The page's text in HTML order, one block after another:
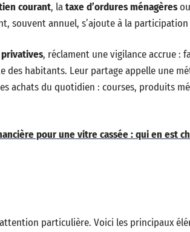
courant, lataxe d’ordures ménagères
souvent annuel, s’ajoute à la participation
, réclament une vigilance accrue :
des habitants. Leur partage appelle une
achats du quotidien : courses, produits
pour une vitre cassée : qui en est
particulière. Voici les principaux